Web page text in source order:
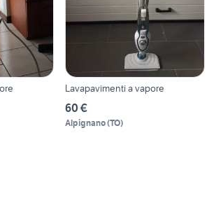
Lavapavimenti a vapore
60 €
Alpignano(TO)